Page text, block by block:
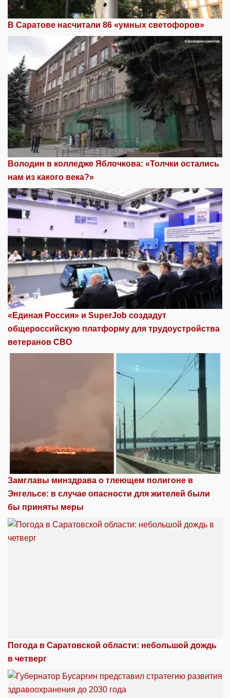
В Саратове насчитали 86 «умных светофоров»
Володин в колледже Яблочкова: «Толчки остались
нам из какого века?»
«Единая Россия» и SuperJob создадут
общероссийскую платформу для трудоустройства
ветеранов СВО
Замглавы минздрава о тлеющем полигоне в
Энгельсе: в случае опасности для жителей были
бы приняты меры
Погода в Саратовской области: небольшой дождь
в четверг